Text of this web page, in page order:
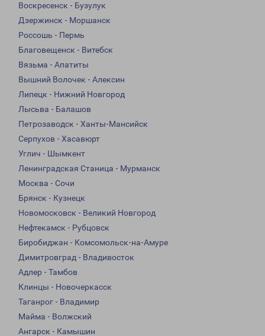
Воскресенск - Бузулук
Дзержинск - Моршанск
Россошь - Пермь
Благовещенск - Витебск
Вязьма - Апатиты
Вышний Волочек - Алексин
Липецк - Нижний Новгород
Лысьва - Балашов
Петрозаводск - Ханты-Мансийск
Серпухов - Хасавюрт
Углич - Шымкент
Ленинградская Станица - Мурманск
Москва - Сочи
Брянск - Кузнецк
Новомосковск - Великий Новгород
Нефтекамск - Рубцовск
Биробиджан - Комсомольск-на-Амуре
Димитровград - Владивосток
Адлер - Тамбов
Клинцы - Новочеркасск
Таганрог - Владимир
Майма - Волжский
Ангарск - Камышин